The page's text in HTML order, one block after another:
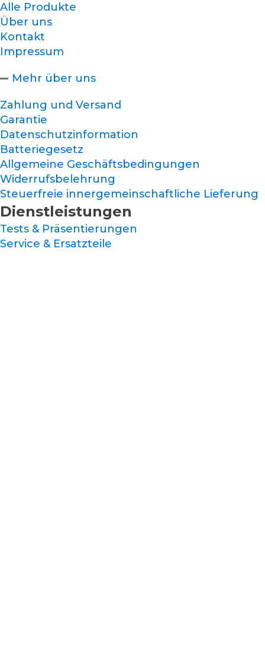
Alle Produkte
Über uns
Kontakt
Impressum
Mehr über uns
Zahlung und Versand
Garantie
Datenschutzinformation
Batteriegesetz
Allgemeine Geschäftsbedingungen
Widerrufsbelehrung
Steuerfreie innergemeinschaftliche Lieferung
Dienstleistungen
Tests & Präsentierungen
Service & Ersatzteile